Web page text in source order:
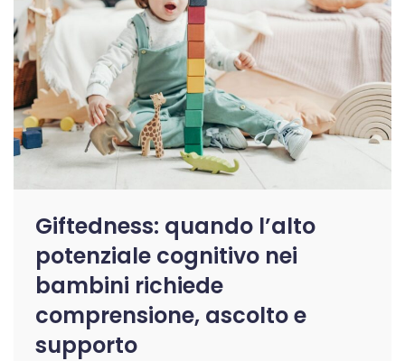
Giftedness: quando l’alto
potenziale cognitivo nei
bambini richiede
comprensione, ascolto e
supporto